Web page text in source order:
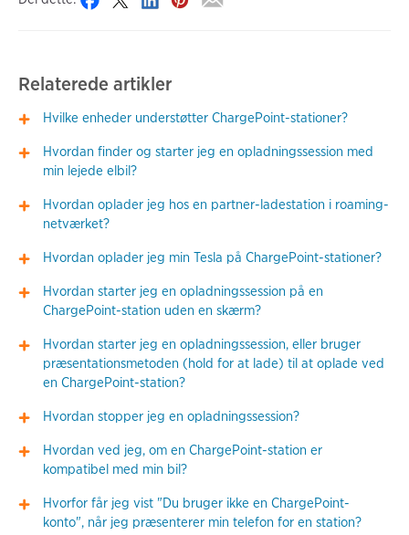
Relaterede artikler
Hvilke enheder understøtter ChargePoint-stationer?
Hvordan finder og starter jeg en opladningssession med
min lejede elbil?
Hvordan oplader jeg hos en partner-ladestation i roaming-
netværket?
Hvordan oplader jeg min Tesla på ChargePoint-stationer?
Hvordan starter jeg en opladningssession på en
ChargePoint-station uden en skærm?
Hvordan starter jeg en opladningssession, eller bruger
præsentationsmetoden (hold for at lade) til at oplade ved
en ChargePoint-station?
Hvordan stopper jeg en opladningssession?
Hvordan ved jeg, om en ChargePoint-station er
kompatibel med min bil?
Hvorfor får jeg vist "Du bruger ikke en ChargePoint-
konto", når jeg præsenterer min telefon for en station?